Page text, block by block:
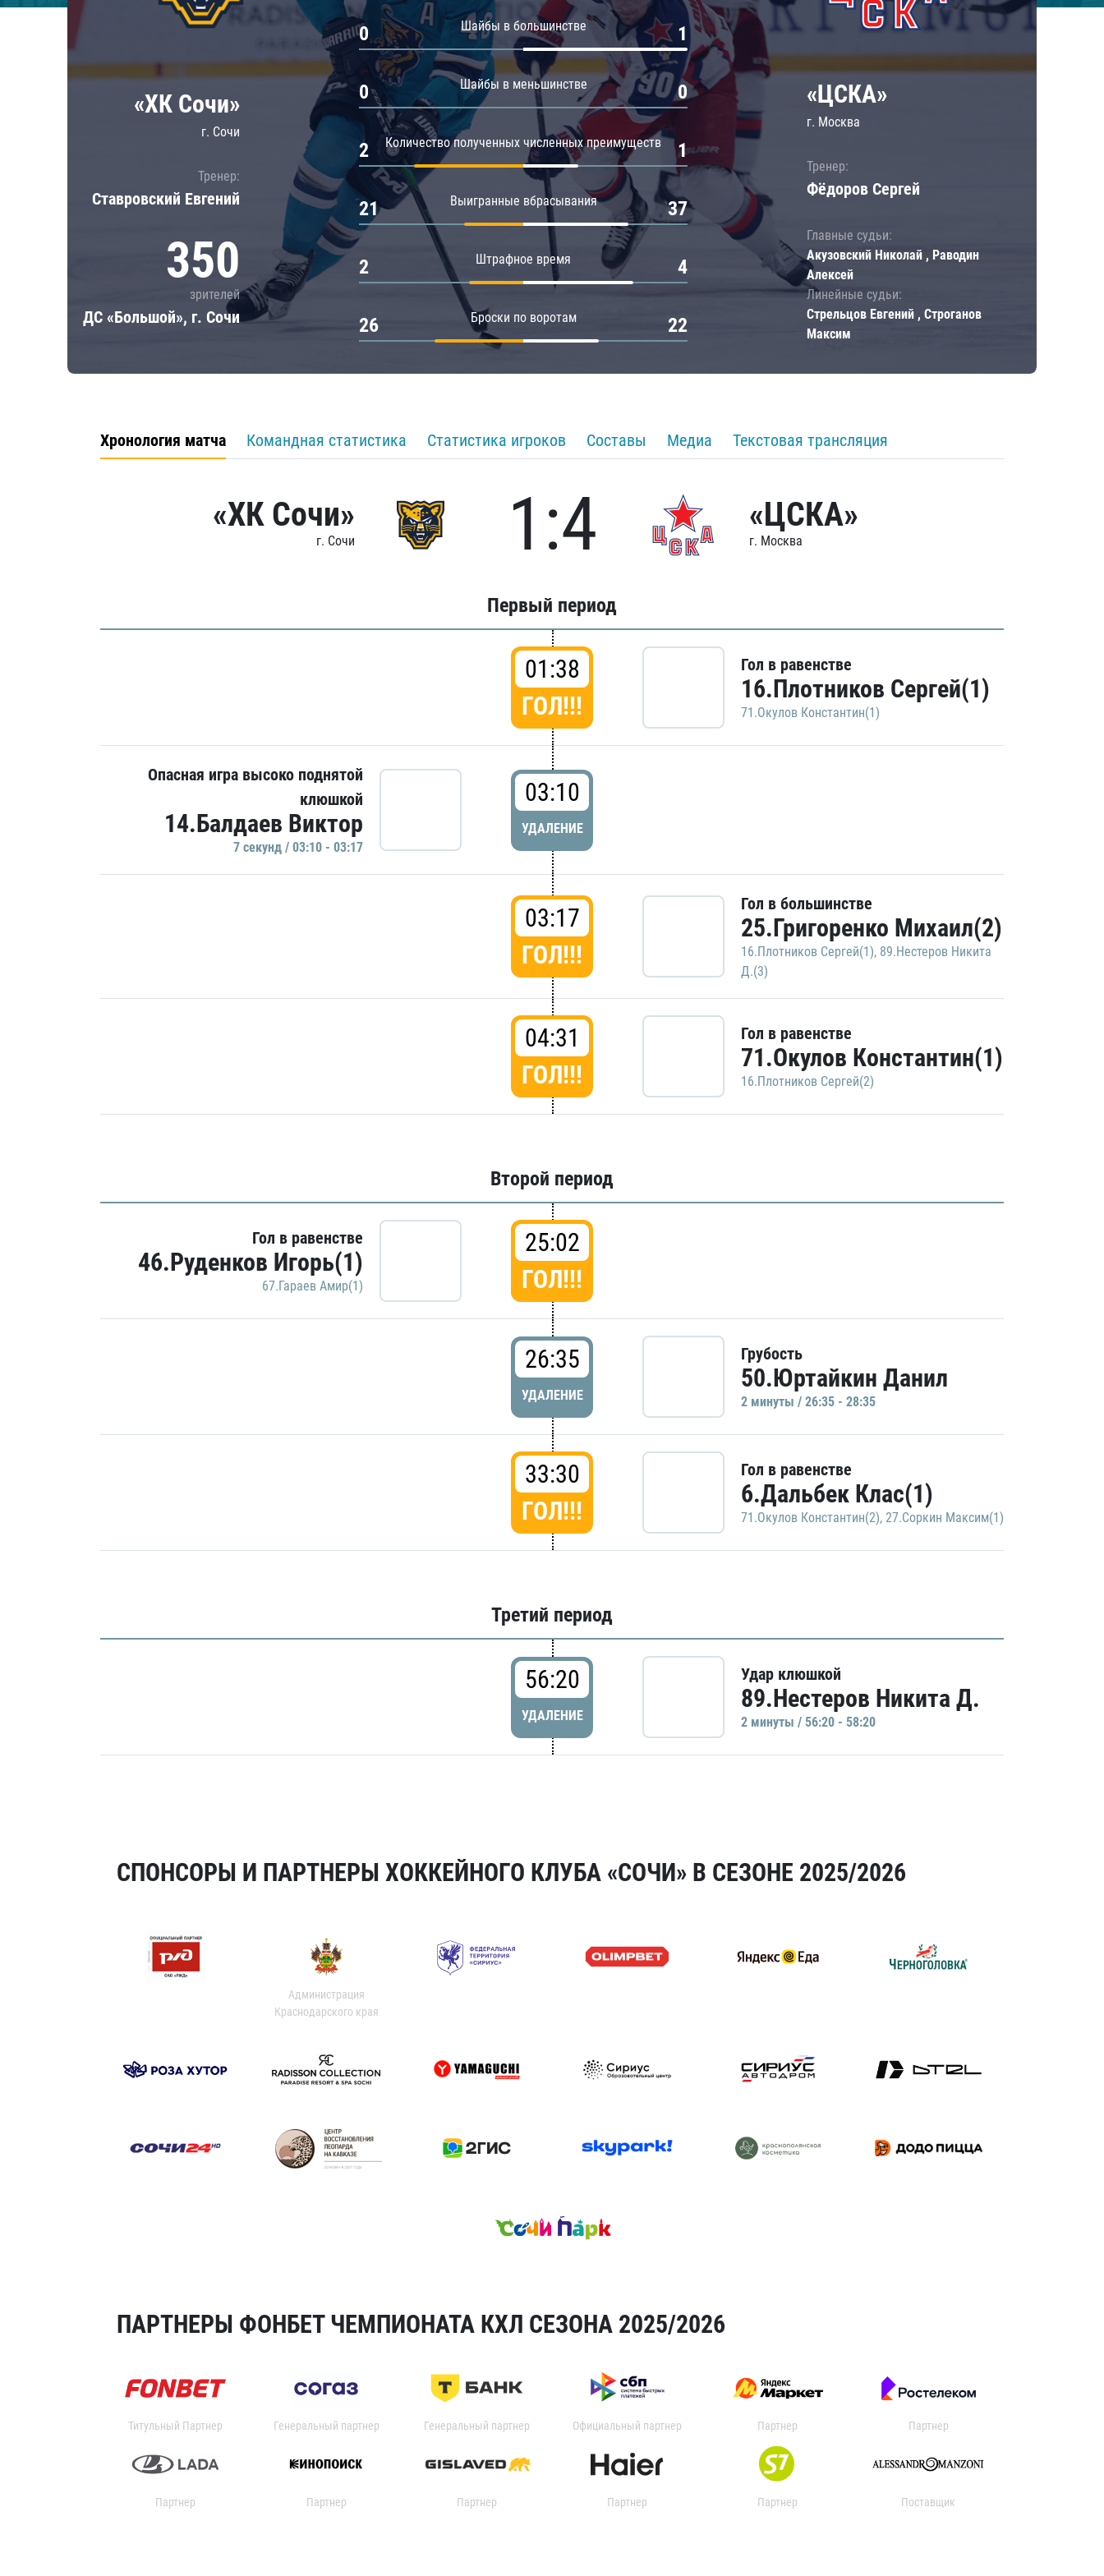
Локомотив
ЦСКА
Шанхайские Драконы
Амур
Барыс
Салават Юлаев
«ХК Сочи»
г. Сочи
Тренер:
Ставровский Евгений
350
зрителей
ДС «Большой», г. Сочи
Шайбы в большинстве
0 1
Шайбы в меньшинстве
0 0
Количество полученных численных преимуществ
2 1
Выигранные вбрасывания
21 37
Штрафное время
2 4
Броски по воротам
26 22
«ЦСКА»
г. Москва
Тренер:
Фёдоров Сергей
Главные судьи:
Акузовский Николай , Раводин
Алексей
Линейные судьи:
Стрельцов Евгений , Строганов
Максим
Хронология матча Командная статистика Статистика игроков Составы Медиа Текстовая трансляция
«ХК Сочи»
г. Сочи 1:4 «ЦСКА»
г. Москва
Первый период
01:38
ГОЛ!!!
Гол в равенстве
16.Плотников Сергей(1)
71.Окулов Константин(1)
Опасная игра высоко поднятой
клюшкой
14.Балдаев Виктор
7 секунд / 03:10 - 03:17
03:10
УДАЛЕНИЕ
03:17
ГОЛ!!!
Гол в большинстве
25.Григоренко Михаил(2)
16.Плотников Сергей(1), 89.Нестеров Никита
Д.(3)
04:31
ГОЛ!!!
Гол в равенстве
71.Окулов Константин(1)
16.Плотников Сергей(2)
Второй период
Гол в равенстве
46.Руденков Игорь(1)
67.Гараев Амир(1)
25:02
ГОЛ!!!
26:35
УДАЛЕНИЕ
Грубость
50.Юртайкин Данил
2 минуты / 26:35 - 28:35
33:30
ГОЛ!!!
Гол в равенстве
6.Дальбек Клас(1)
71.Окулов Константин(2), 27.Соркин Максим(1)
Третий период
56:20
УДАЛЕНИЕ
Удар клюшкой
89.Нестеров Никита Д.
2 минуты / 56:20 - 58:20
СПОНСОРЫ И ПАРТНЕРЫ ХОККЕЙНОГО КЛУБА «СОЧИ» В СЕЗОНЕ 2025/2026
Администрация
Краснодарского края
ПАРТНЕРЫ ФОНБЕТ ЧЕМПИОНАТА КХЛ СЕЗОНА 2025/2026
Титульный Партнер Генеральный партнер Генеральный партнер Официальный партнер Партнер Партнер
Партнер Партнер Партнер Партнер Партнер Поставщик